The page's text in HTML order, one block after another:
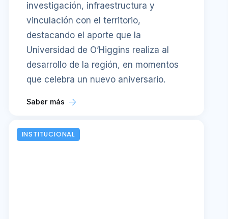
investigación, infraestructura y
vinculación con el territorio,
destacando el aporte que la
Universidad de O’Higgins realiza al
desarrollo de la región, en momentos
que celebra un nuevo aniversario.
Saber más
INSTITUCIONAL